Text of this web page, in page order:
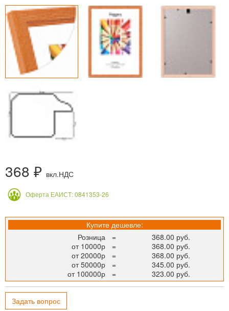
368 ₽ вкл.НДС
Оферта ЕАИСТ: 0841353-26
Купите дешевле:
Розница
=
368.00 руб.
от 10000р
=
368.00 руб.
от 20000р
=
368.00 руб.
от 50000р
=
345.00 руб.
от 100000р
= 323.00 руб.
Задать вопрос